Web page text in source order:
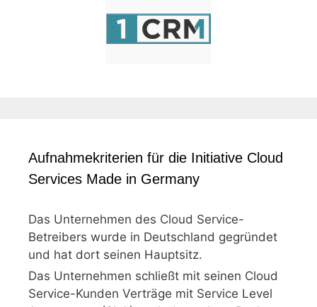
Aufnahmekriterien für die Initiative Cloud
Services Made in Germany
Das Unternehmen des Cloud Service-
Betreibers wurde in Deutschland gegründet
und hat dort seinen Hauptsitz.
Das Unternehmen schließt mit seinen Cloud
Service-Kunden Verträge mit Service Level